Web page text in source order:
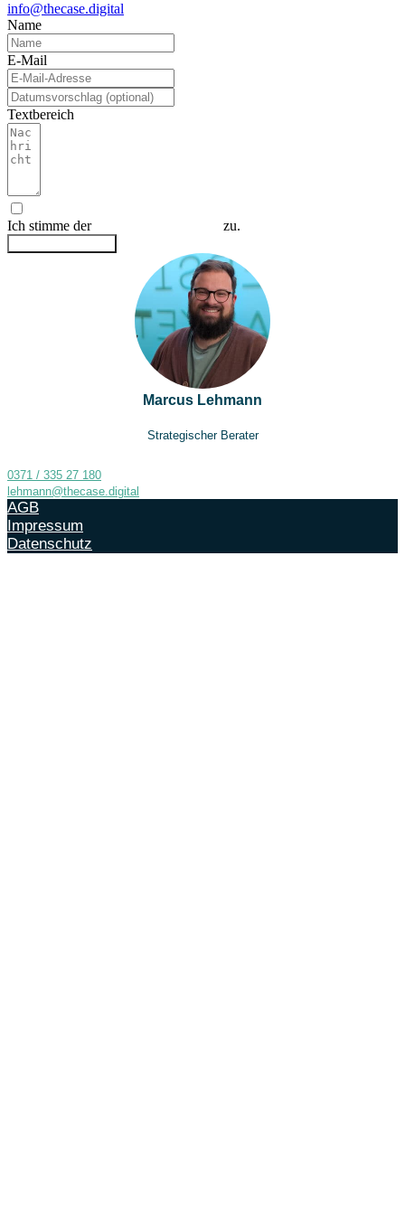
info@thecase.digital
Name
E-Mail
Textbereich
Ich stimme der zu.
Marcus Lehmann
Strategischer Berater
0371 / 335 27 180
lehmann@thecase.digital
AGB
Impressum
Datenschutz